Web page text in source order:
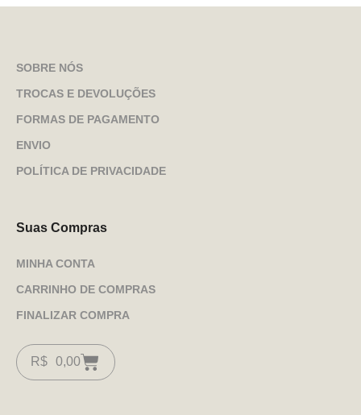
SOBRE NÓS
TROCAS E DEVOLUÇÕES
FORMAS DE PAGAMENTO
ENVIO
POLÍTICA DE PRIVACIDADE
Suas Compras
MINHA CONTA
CARRINHO DE COMPRAS
FINALIZAR COMPRA
R$ 0,00